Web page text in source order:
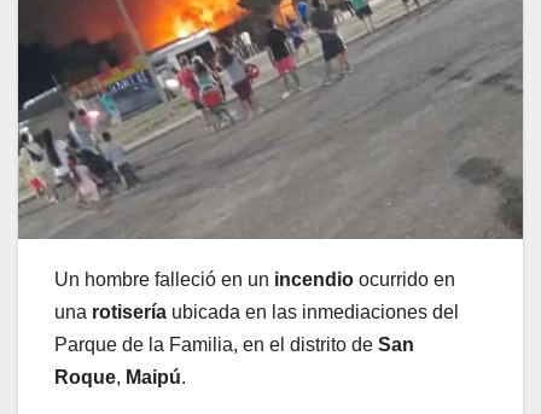
Un hombre falleció en un incendio ocurrido en
una rotisería ubicada en las inmediaciones del
Parque de la Familia, en el distrito de San
Roque, Maipú.